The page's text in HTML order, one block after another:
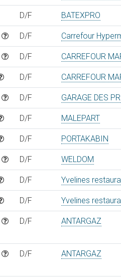
D/F BATEXPRO
D/F Carrefour
D/F CARREFOUR
D/F CARREFOUR
D/F GARAGE DES
D/F MALEPART
D/F PORTAKABIN
D/F WELDOM
D/F Yvelines
D/F Yvelines
D/F ANTARGAZ
D/F ANTARGAZ